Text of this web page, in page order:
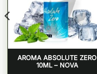
AROMA ABSOLUTE ZERO
10ML – NOVA